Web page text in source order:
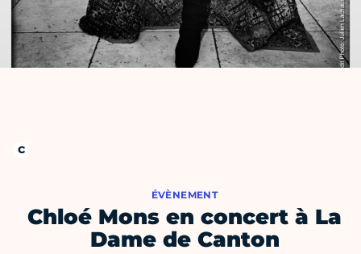
ÉVÈNEMENT
Chloé Mons en concert à La
Dame de Canton